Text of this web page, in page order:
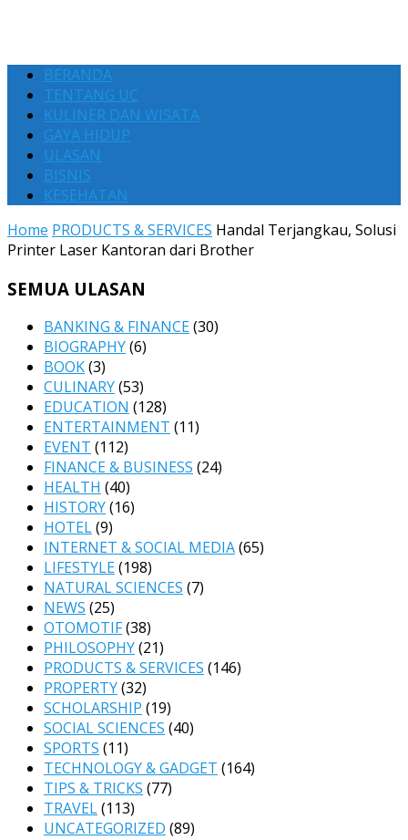
BERANDA
TENTANG UC
KULINER DAN WISATA
GAYA HIDUP
ULASAN
BISNIS
KESEHATAN
Home PRODUCTS & SERVICES Handal Terjangkau, Solusi
Printer Laser Kantoran dari Brother
SEMUA ULASAN
BANKING & FINANCE(30)
BIOGRAPHY(6)
BOOK(3)
CULINARY(53)
EDUCATION (128)
ENTERTAINMENT (11)
EVENT (112)
FINANCE & BUSINESS (24)
HEALTH (40)
HISTORY(16)
HOTEL(9)
INTERNET & SOCIAL MEDIA(65)
LIFESTYLE(198)
NATURAL SCIENCES (7)
NEWS (25)
OTOMOTIF(38)
PHILOSOPHY(21)
PRODUCTS & SERVICES (146)
PROPERTY(32)
SCHOLARSHIP (19)
SOCIAL SCIENCES (40)
SPORTS (11)
TECHNOLOGY & GADGET (164)
TIPS & TRICKS (77)
TRAVEL(113)
UNCATEGORIZED (89)